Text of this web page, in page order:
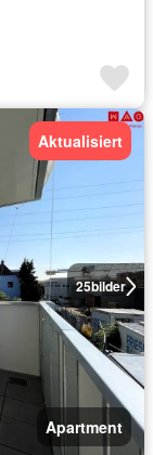
25bilder
Aktualisiert
Apartment